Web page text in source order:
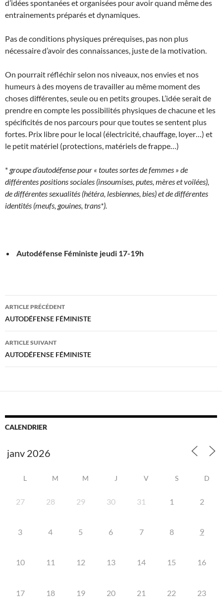
d’idées spontanées et organisées pour avoir quand même des
entrainements préparés et dynamiques.
Pas de conditions physiques prérequises, pas non plus
nécessaire d’avoir des connaissances, juste de la motivation.
On pourrait réfléchir selon nos niveaux, nos envies et nos
humeurs à des moyens de travailler au même moment des
choses différentes, seule ou en petits groupes. L’idée serait de
prendre en compte les possibilités physiques de chacune et les
spécificités de nos parcours pour que toutes se sentent plus
fortes. Prix libre pour le local (électricité, chauffage, loyer…) et
le petit matériel (protections, matériels de frappe…)
* groupe d’autodéfense pour « toutes sortes de femmes » de
différentes positions sociales (insoumises, putes, mères et voilées),
de différentes sexualités (hétéra, lesbiennes, bies) et de différentes
identités (meufs, gouines, trans*).
Autodéfense Féministe jeudi 17-19h
Navigation
des
articles
ARTICLE PRÉCÉDENT
AUTODÉFENSE FÉMINISTE
ARTICLE SUIVANT
AUTODÉFENSE FÉMINISTE
CALENDRIER
L M M J V S D
27 28 29 30 31 1 2
3 4 5 6 7 8 9
10 11 12 13 14 15 16
17 18 19 20 21 22 23